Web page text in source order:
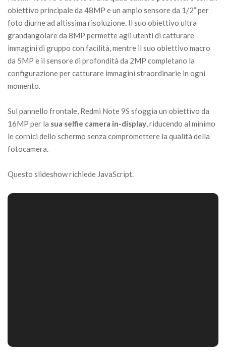
obiettivo principale da 48MP e un ampio sensore da 1/2” per
foto diurne ad altissima risoluzione. Il suo obiettivo ultra
grandangolare da 8MP permette agli utenti di catturare
immagini di gruppo con facilità, mentre il suo obiettivo macro
da 5MP e il sensore di profondità da 2MP completano la
configurazione per catturare immagini straordinarie in ogni
momento.
Sul pannello frontale, Redmi Note 9S sfoggia un obiettivo da
16MP per la sua selfie camera in-display, riducendo al minimo
le cornici dello schermo senza compromettere la qualità della
fotocamera.
Questo slideshow richiede JavaScript.